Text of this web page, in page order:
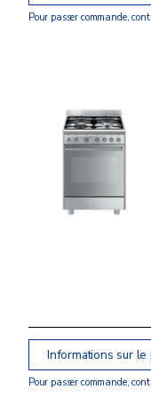
Pour passer commande,
Informations sur le
Pour passer commande,